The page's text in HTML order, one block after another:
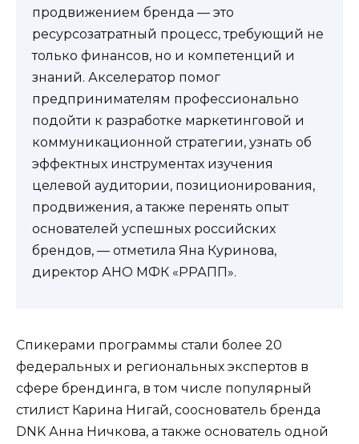
продвижением бренда — это
ресурсозатратный процесс, требующий не
только финансов, но и компетенций и
знаний. Акселератор помог
предпринимателям профессионально
подойти к разработке маркетинговой и
коммуникационной стратегии, узнать об
эффектных инструментах изучения
целевой аудитории, позиционирования,
продвижения, а также перенять опыт
основателей успешных российских
брендов, — отметила Яна Куринова,
директор АНО МФК «РРАПП».
Спикерами программы стали более 20
федеральных и региональных экспертов в
сфере брендинга, в том числе популярный
стилист Карина Нигай, сооснователь бренда
DNK Анна Ничкова, а также основатель одной